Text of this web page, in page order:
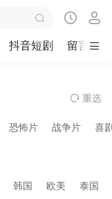
抖音短剧 留言
重选
恐怖片 战争片 喜
韩国 欧美 泰国